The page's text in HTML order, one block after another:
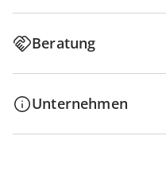
Beratung
Unternehmen